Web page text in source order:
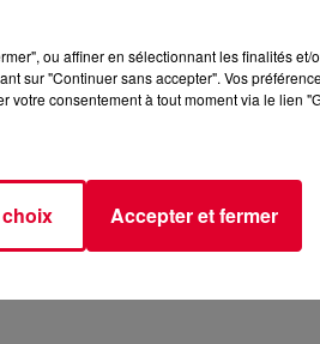
ou affiner en sélectionnant les finalités et/
sur "Continuer sans accepter". Vos
votre consentement à tout moment via le lien
Accepter et fermer